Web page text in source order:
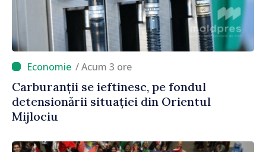
/ Acum 3 ore
Carburanții se ieftinesc, pe fondul
detensionării situației din Orientul
Mijlociu